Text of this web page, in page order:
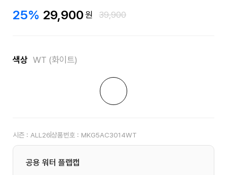
25% 29,900원 39,900
색상 WT (화이트)
시즌 : ALL26상품번호 : MKG5AC3014WT
공용 워터 플랩캡